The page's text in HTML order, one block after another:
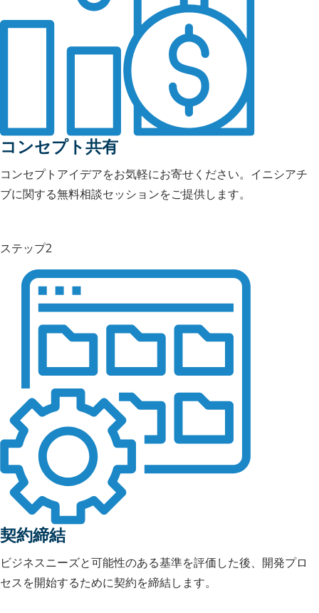
コンセプト共有
コンセプトアイデアをお気軽にお寄せください。イニシアチ
ブに関する無料相談セッションをご提供します。
ステップ2
契約締結
ビジネスニーズと可能性のある基準を評価した後、開発プロ
セスを開始するために契約を締結します。